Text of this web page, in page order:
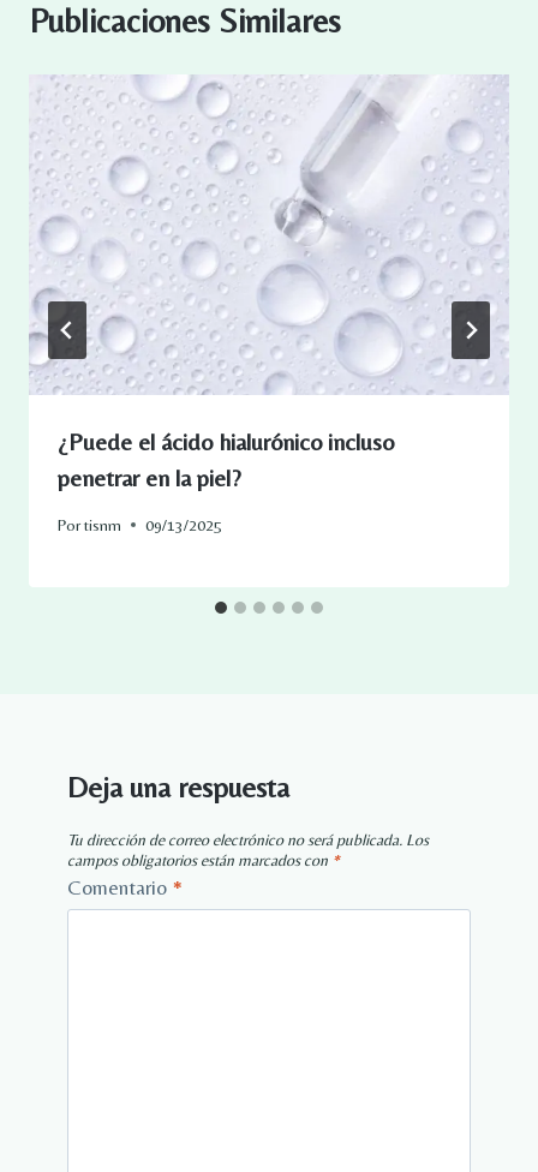
Publicaciones Similares
¿Puede el ácido hialurónico incluso
penetrar en la piel?
Portisnm 09/13/2025
Deja una respuesta
Tu dirección de correo electrónico no será publicada. Los
campos obligatorios están marcados con *
Comentario *